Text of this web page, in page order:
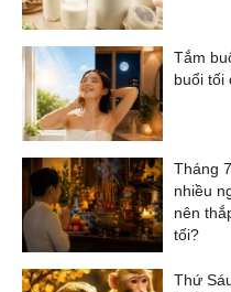
Tắm
buổi tối
Tháng
nhiều
nên
tối?
Thứ